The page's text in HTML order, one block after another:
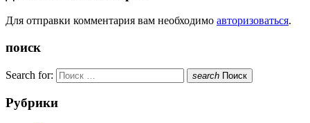
Для отправки комментария вам необходимо авторизоваться.
поиск
Search for: search Поиск
Рубрики